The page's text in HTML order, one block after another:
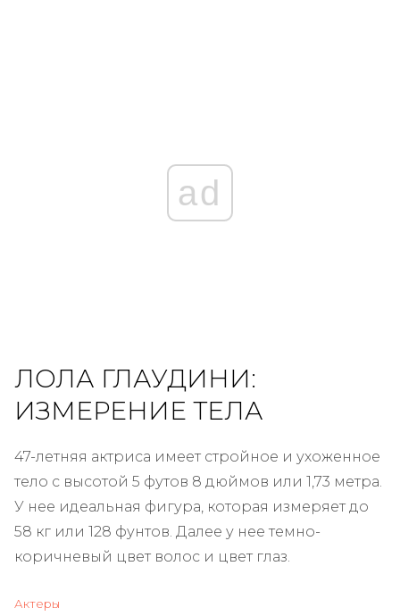
ad
ЛОЛА ГЛАУДИНИ:
ИЗМЕРЕНИЕ ТЕЛА
47-летняя актриса имеет стройное и ухоженное
тело с высотой 5 футов 8 дюймов или 1,73 метра.
У нее идеальная фигура, которая измеряет до
58 кг или 128 фунтов. Далее у нее темно-
коричневый цвет волос и цвет глаз.
Актеры